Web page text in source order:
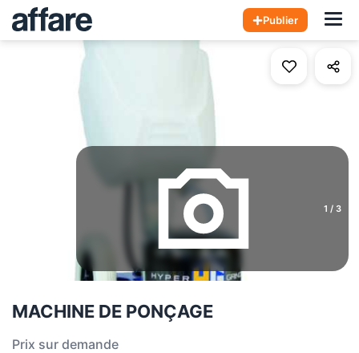
Publier
1 / 3
MACHINE DE PONÇAGE
Prix sur demande